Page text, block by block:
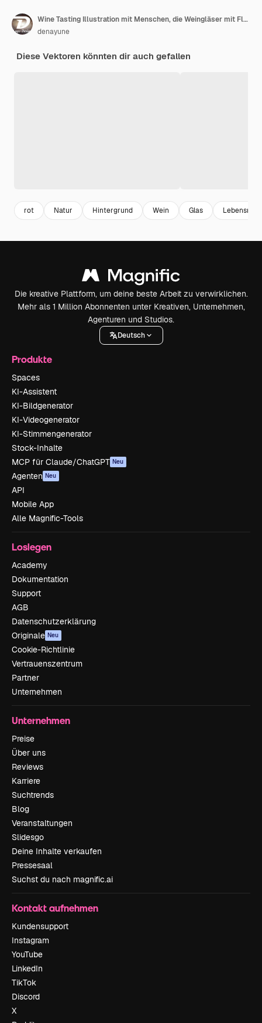
Wine Tasting Illustration mit Menschen, die Weingläser mit Flaschen und Trauben halten, um zu probieren, zu trinken, zu wirbeln und das Aroma zu genießen
denayune
Diese Vektoren könnten dir auch gefallen
rot Natur Hintergrund Wein Glas
Die kreative Plattform, um deine beste Arbeit zu verwirklichen.
Mehr als 1 Million Abonnenten unter Kreativen, Unternehmen,
Agenturen und Studios.
Deutsch
Produkte
Spaces
KI-Assistent
KI-Bildgenerator
KI-Videogenerator
KI-Stimmengenerator
Stock-Inhalte
MCP für Claude/ChatGPT Neu
Agenten Neu
API
Mobile App
Alle Magnific-Tools
Loslegen
Academy
Dokumentation
Support
AGB
Datenschutzerklärung
Originale Neu
Cookie-Richtlinie
Vertrauenszentrum
Partner
Unternehmen
Unternehmen
Preise
Über uns
Reviews
Karriere
Suchtrends
Blog
Veranstaltungen
Slidesgo
Deine Inhalte verkaufen
Pressesaal
Suchst du nach magnific.ai
Kontakt aufnehmen
Kundensupport
Instagram
YouTube
LinkedIn
TikTok
Discord
X